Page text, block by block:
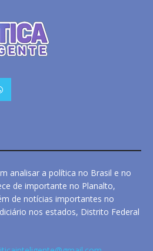
analisar a política no Brasil e no
de importante no Planalto,
de notícias importantes no
nos estados, Distrito Federal